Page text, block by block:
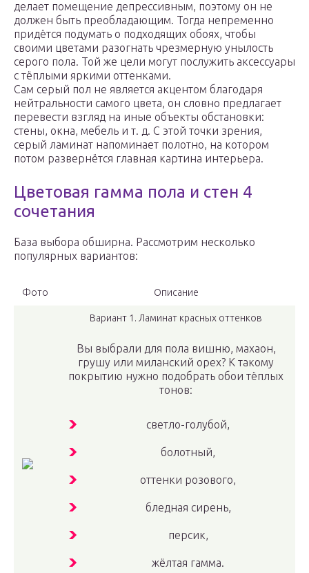
делает помещение депрессивным, поэтому он не
должен быть преобладающим. Тогда непременно
придётся подумать о подходящих обоях, чтобы
своими цветами разогнать чрезмерную унылость
серого пола. Той же цели могут послужить аксессуары
с тёплыми яркими оттенками.
Сам серый пол не является акцентом благодаря
нейтральности самого цвета, он словно предлагает
перевести взгляд на иные объекты обстановки:
стены, окна, мебель и т. д. С этой точки зрения,
серый ламинат напоминает полотно, на котором
потом развернётся главная картина интерьера.
Цветовая гамма пола и стен 4
сочетания
База выбора обширна. Рассмотрим несколько
популярных вариантов:
Фото Описание
Вариант 1. Ламинат красных оттенков
Вы выбрали для пола вишню, махаон,
грушу или миланский орех? К такому
покрытию нужно подобрать обои тёплых
тонов:
светло-голубой,
болотный,
оттенки розового,
бледная сирень,
персик,
жёлтая гамма.